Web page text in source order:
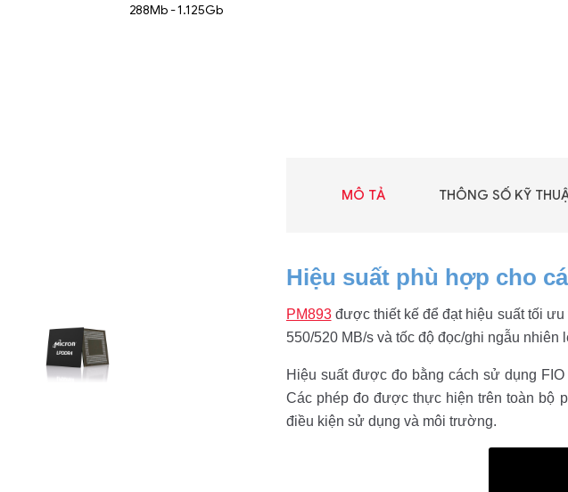
MÔ TẢ THÔNG SỐ KỸ
Hiệu suất phù hợp cho
PM893được thiết kế để đạt hiệu suất tối
550/520 MB/s và tốc độ đọc/ghi ngẫu
Hiệu suất được đo bằng cách sử dụng
Các phép đo được thực hiện trên toàn bộ
điều kiện sử dụng và môi trường.
288Mb - 1.125Gb
Liên hệ
SK hynix - DRAM -
GDDR - GDDR6